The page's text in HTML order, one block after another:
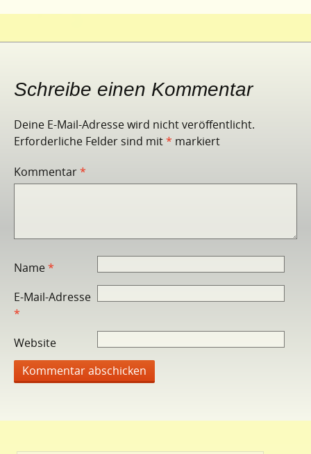
Schreibe einen Kommentar
Deine E-Mail-Adresse wird nicht veröffentlicht.
Erforderliche Felder sind mit* markiert
Kommentar*
Name*
E-Mail-Adresse
*
Website